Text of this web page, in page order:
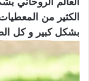
الكثير من
بشكل كبير و كل